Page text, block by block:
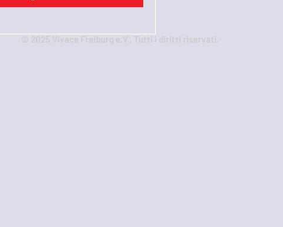
© 2025 Vivace Freiburg e.V., Tutti i diritti riservati.